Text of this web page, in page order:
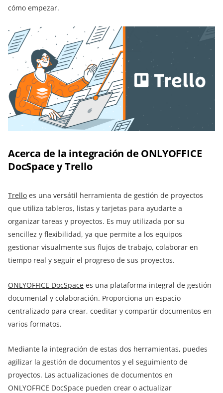
cómo empezar.
Acerca de la integración de ONLYOFFICE
DocSpace y Trello
Trello es una versátil herramienta de gestión de proyectos
que utiliza tableros, listas y tarjetas para ayudarte a
organizar tareas y proyectos. Es muy utilizada por su
sencillez y flexibilidad, ya que permite a los equipos
gestionar visualmente sus flujos de trabajo, colaborar en
tiempo real y seguir el progreso de sus proyectos.
ONLYOFFICE DocSpace es una plataforma integral de gestión
documental y colaboración. Proporciona un espacio
centralizado para crear, coeditar y compartir documentos en
varios formatos.
Mediante la integración de estas dos herramientas, puedes
agilizar la gestión de documentos y el seguimiento de
proyectos. Las actualizaciones de documentos en
ONLYOFFICE DocSpace pueden crear o actualizar